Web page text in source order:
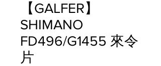
【GALFER】
SHIMANO
FD496/G1455 來令
片